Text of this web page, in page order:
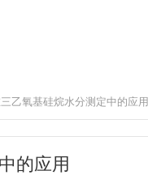
乙氧基硅烷水分测定中的应用
的应用